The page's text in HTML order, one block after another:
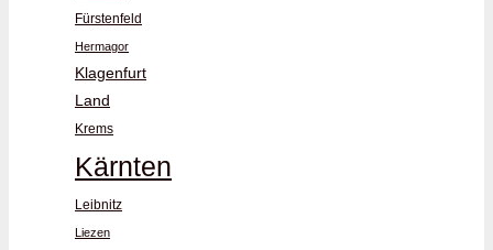
Fürstenfeld
Hermagor
Klagenfurt
Land
Krems
Kärnten
Leibnitz
Liezen